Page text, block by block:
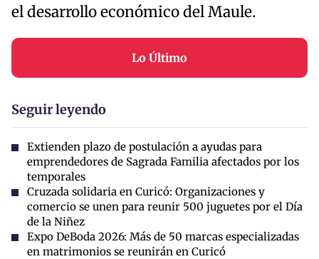
el desarrollo económico del Maule.
Lo Último
Seguir leyendo
Extienden plazo de postulación a ayudas para
emprendedores de Sagrada Familia afectados por los
temporales
Cruzada solidaria en Curicó: Organizaciones y
comercio se unen para reunir 500 juguetes por el Día
de la Niñez
Expo DeBoda 2026: Más de 50 marcas especializadas
en matrimonios se reunirán en Curicó